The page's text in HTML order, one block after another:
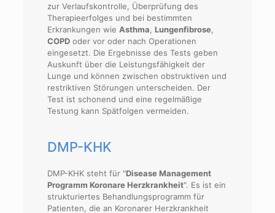
zur Verlaufskontrolle, Überprüfung des
Therapieerfolges und bei bestimmten
Erkrankungen wieAsthma,Lungenfibrose,
COPD oder vor oder nach Operationen
eingesetzt. Die Ergebnisse des Tests geben
Auskunft über die Leistungsfähigkeit der
Lunge und können zwischen obstruktiven und
restriktiven Störungen unterscheiden. Der
Test ist schonend und eine regelmäßige
Testung kann Spätfolgen vermeiden.
DMP-KHK
DMP-KHK steht für "Disease Management
Programm Koronare Herzkrankheit". Es ist ein
strukturiertes Behandlungsprogramm für
Patienten, die an Koronarer Herzkrankheit